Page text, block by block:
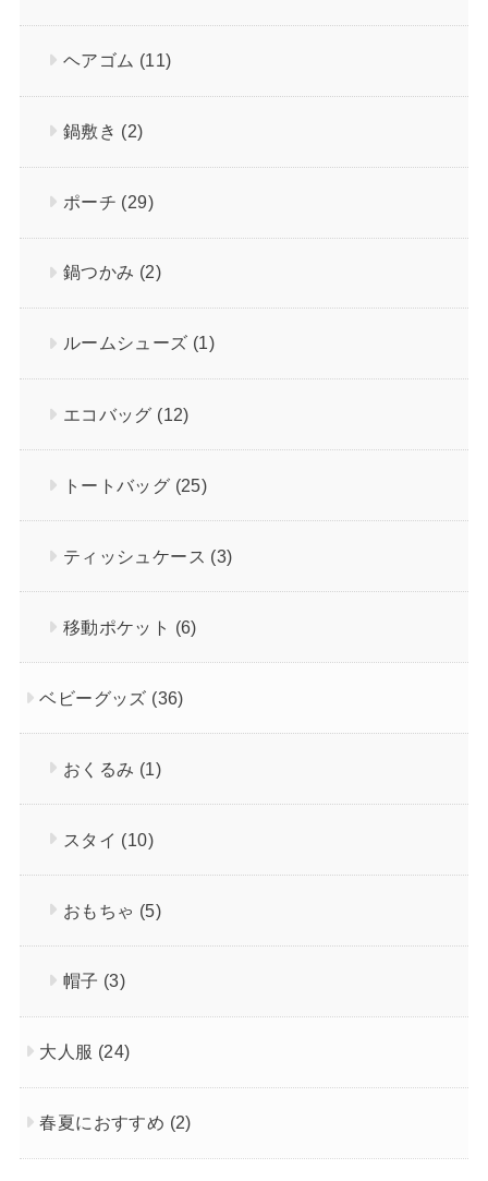
ヘアゴム (11)
鍋敷き (2)
ポーチ (29)
鍋つかみ (2)
ルームシューズ (1)
エコバッグ (12)
トートバッグ (25)
ティッシュケース (3)
移動ポケット (6)
ベビーグッズ (36)
おくるみ (1)
スタイ (10)
おもちゃ (5)
帽子 (3)
大人服 (24)
春夏におすすめ (2)